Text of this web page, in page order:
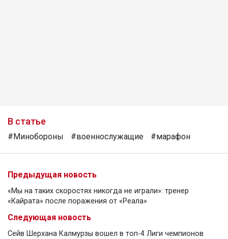
В статье
#Минобороны #военнослужащие #марафон
Предыдущая новость
«Мы на таких скоростях никогда не играли»: тренер
«Кайрата» после поражения от «Реала»
Следующая новость
Сейв Шерхана Калмурзы вошел в топ-4 Лиги чемпионов